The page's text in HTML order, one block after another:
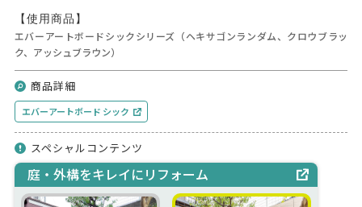
【使用商品】
エバーアートボードシックシリーズ（ヘキサゴンランダム、クロウブラッ
ク、アッシュブラウン）
商品詳細
エバーアートボード シック
スペシャルコンテンツ
庭・外構をキレイにリフォーム